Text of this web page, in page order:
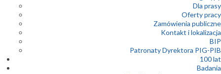
Dla prasy
Oferty pracy
Zamówienia publiczne
Kontakt i lokalizacja
BIP
Patronaty Dyrektora PIG-PIB
100 lat
Badania